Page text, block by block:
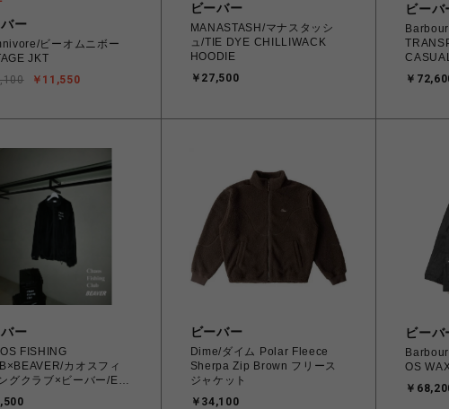
ー
ビーオムニボー
JKT
￥11,550
ビーバー
MANASTASH/マナスタッシ
ュ/TIE DYE CHILLIWACK
HOODIE
￥27,500
ビーバ
ート デ
ケット
￥
ー
FISHING
カオスフィ
グクラブ×ビーバー/EX
ビーバー
Dime/ダイム Polar Fleece
Sherpa Zip Brown フリース
ジャケット
￥34,100
ビーバ
OS
￥